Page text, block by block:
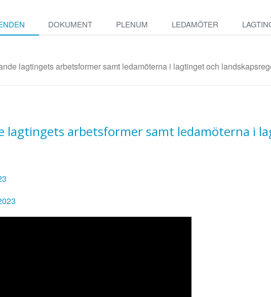
DOKUMENT PLENUM LEDAMÖTER
lagtingets arbetsformer samt ledamöterna i lagtinget och
lagtingets arbetsformer samt ledamöterna i